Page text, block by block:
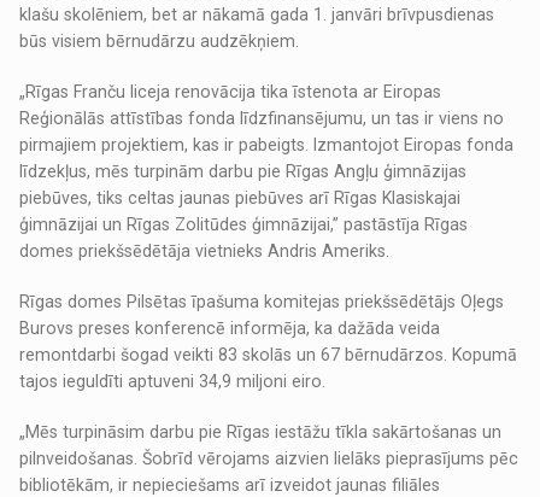
klašu skolēniem, bet ar nākamā gada 1. janvāri brīvpusdienas
būs visiem bērnudārzu audzēkņiem.
„Rīgas Franču liceja renovācija tika īstenota ar Eiropas
Reģionālās attīstības fonda līdzfinansējumu, un tas ir viens no
pirmajiem projektiem, kas ir pabeigts. Izmantojot Eiropas fonda
līdzekļus, mēs turpinām darbu pie Rīgas Angļu ģimnāzijas
piebūves, tiks celtas jaunas piebūves arī Rīgas Klasiskajai
ģimnāzijai un Rīgas Zolitūdes ģimnāzijai,” pastāstīja Rīgas
domes priekšsēdētāja vietnieks Andris Ameriks.
Rīgas domes Pilsētas īpašuma komitejas priekšsēdētājs Oļegs
Burovs preses konferencē informēja, ka dažāda veida
remontdarbi šogad veikti 83 skolās un 67 bērnudārzos. Kopumā
tajos ieguldīti aptuveni 34,9 miljoni eiro.
„Mēs turpināsim darbu pie Rīgas iestāžu tīkla sakārtošanas un
pilnveidošanas. Šobrīd vērojams aizvien lielāks pieprasījums pēc
bibliotēkām, ir nepieciešams arī izveidot jaunas filiāles